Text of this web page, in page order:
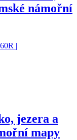
námořní
|
jezera a
mapy